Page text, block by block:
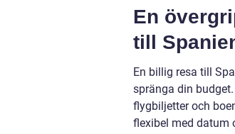
En
till
En billig resa till
spränga din
flygbiljetter och
flexibel med datum